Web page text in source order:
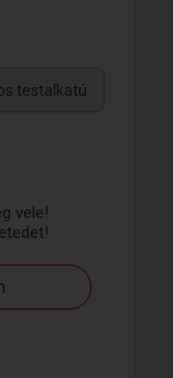
vele!
testalkatú